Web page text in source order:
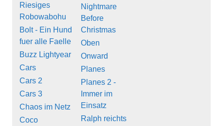
Riesiges
Robowabohu
Bolt - Ein Hund
fuer alle Faelle
Buzz Lightyear
Cars
Cars 2
Cars 3
Chaos im Netz
Coco
Nightmare
Before
Christmas
Oben
Onward
Planes
Planes 2 -
Immer im
Einsatz
Ralph reichts